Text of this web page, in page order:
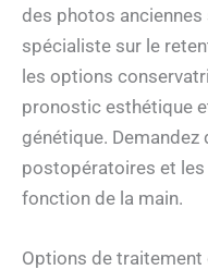
des photos
spécialiste sur le
les options
pronostic esthétique
génétique.
postopératoires et
fonction de la main.
Options de